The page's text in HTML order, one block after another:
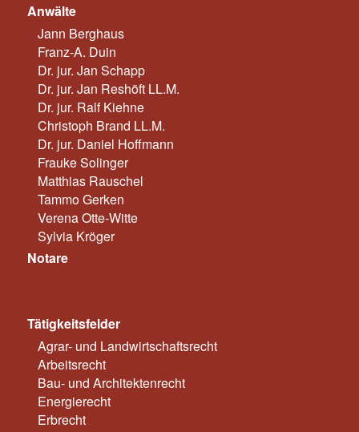
Anwälte
Jann Berghaus
Franz-A. Duin
Dr. jur. Jan Schapp
Dr. jur. Jan Reshöft LL.M.
Dr. jur. Ralf Kiehne
Christoph Brand LL.M.
Dr. jur. Daniel Hoffmann
Frauke Solinger
Matthias Rauschel
Tammo Gerken
Verena Otte-Witte
Sylvia Kröger
Notare
Tätigkeitsfelder
Agrar- und Landwirtschaftsrecht
Arbeitsrecht
Bau- und Architektenrecht
Energierecht
Erbrecht